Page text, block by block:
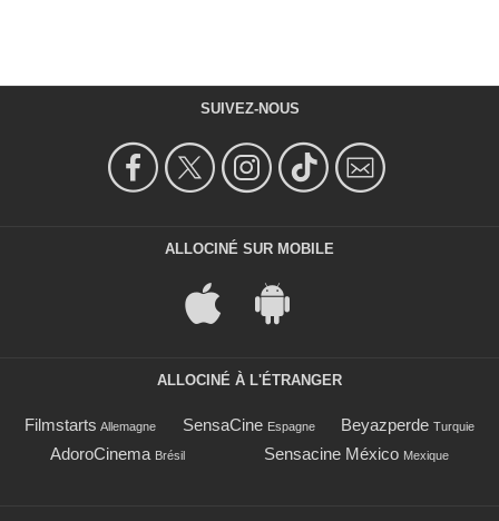
SUIVEZ-NOUS
ALLOCINÉ SUR MOBILE
ALLOCINÉ À L'ÉTRANGER
Filmstarts Allemagne SensaCine Espagne Beyazperde Turquie
AdoroCinema Brésil Sensacine México Mexique